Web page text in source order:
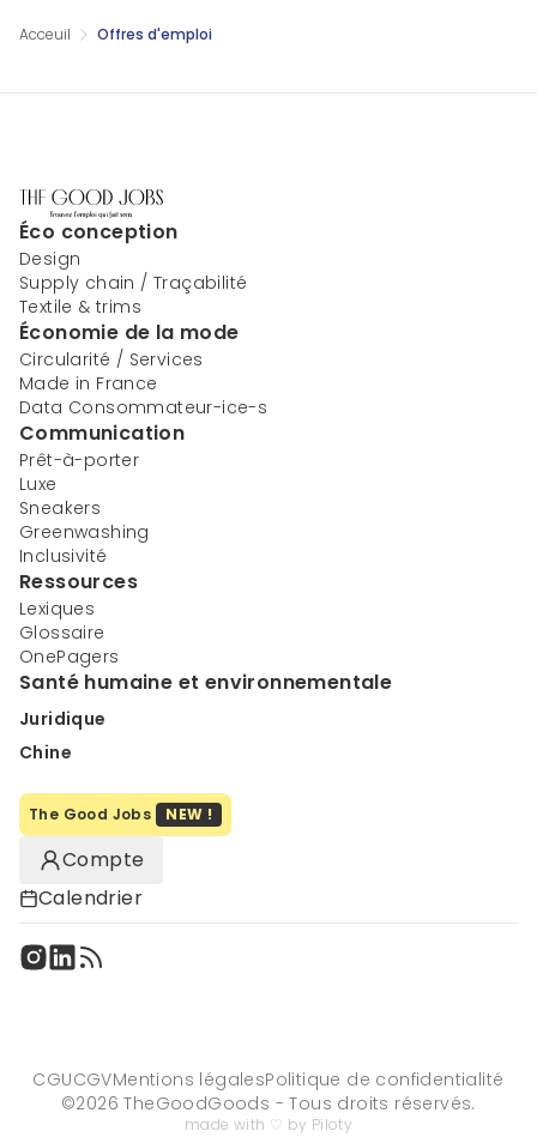
Acceuil Offres d'emploi
Éco conception
Design
Supply chain / Traçabilité
Textile & trims
Économie de la mode
Circularité / Services
Made in France
Data Consommateur-ice-s
Communication
Prêt-à-porter
Luxe
Sneakers
Greenwashing
Inclusivité
Ressources
Lexiques
Glossaire
OnePagers
Santé humaine et environnementale
Juridique
Chine
The Good Jobs NEW !
Compte
Calendrier
CGUCGVMentions légalesPolitique de confidentialité
©2026 TheGoodGoods - Tous droits réservés.
made with ♡ by Piloty